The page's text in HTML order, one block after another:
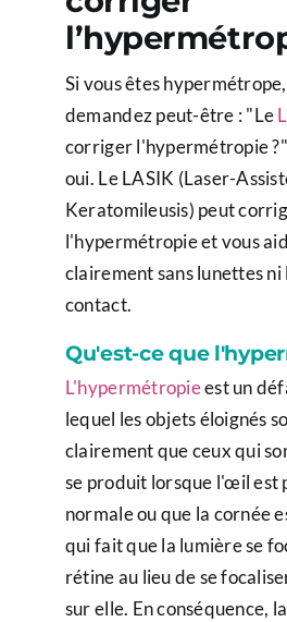
Si vous êtes
demandez peut-être : "Le
corriger l'hypermétropie
oui. Le LASIK (Laser-
Keratomileusis) peut
l'hypermétropie et vous
clairement sans lunettes
contact.
Qu'est-ce que
L'hypermétropieest un
lequel les objets éloignés
clairement que ceux qui
se produit lorsque l'œil est
normale ou que la cornée
qui fait que la lumière se
rétine au lieu de se
sur elle. En conséquence,